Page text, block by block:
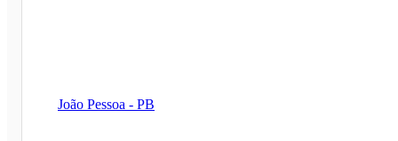
João Pessoa - PB